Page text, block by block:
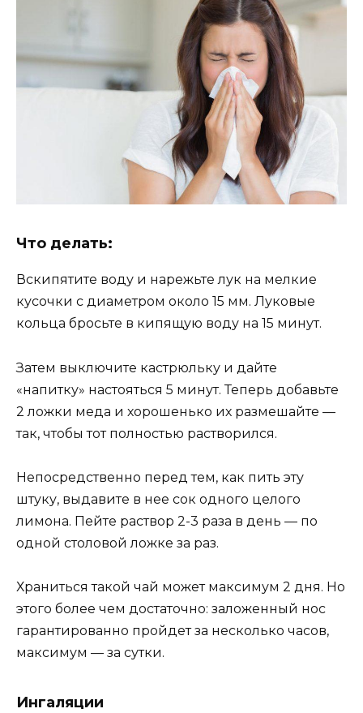
Что делать:
Вскипятите воду и нарежьте лук на мелкие
кусочки с диаметром около 15 мм. Луковые
кольца бросьте в кипящую воду на 15 минут.
Затем выключите кастрюльку и дайте
«напитку» настояться 5 минут. Теперь добавьте
2 ложки меда и хорошенько их размешайте —
так, чтобы тот полностью растворился.
Непосредственно перед тем, как пить эту
штуку, выдавите в нее сок одного целого
лимона. Пейте раствор 2-3 раза в день — по
одной столовой ложке за раз.
Храниться такой чай может максимум 2 дня. Но
этого более чем достаточно: заложенный нос
гарантированно пройдет за несколько часов,
максимум — за сутки.
Ингаляции